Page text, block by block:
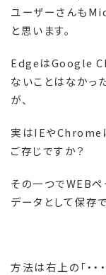
ユーザーさんも
と思います。
EdgeはGoogle
ないことはなかっ
が、
実はIEやChrome
ご存じですか？
その一つでWEBペ
データとして保存
方法は右上の「・・